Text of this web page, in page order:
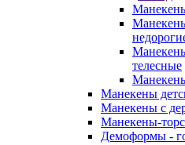
телесные
Манекены
Манекены с
Манекены-
Демоформы -